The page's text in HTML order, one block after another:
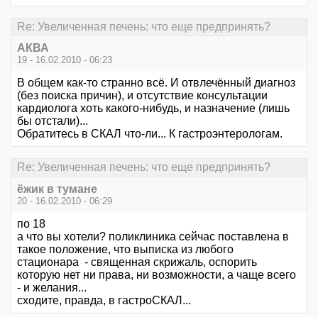
Re: Увеличенная печень: что еще предпринять?
АКВА
19 - 16.02.2010 - 06:23
В общем как-то странно всё. И отвлечённый диагноз
(без поиска причин), и отсутствие консультации
кардиолога хоть какого-нибудь, и назначение (лишь
бы отстали)...
Обратитесь в СКАЛ что-ли... К гастроэнтерологам.
Re: Увеличенная печень: что еще предпринять?
ёжик в тумане
20 - 16.02.2010 - 06:29
по 18
а что вы хотели? поликлиника сейчас поставлена в
такое положение, что выписка из любого
стационара - священная скрижаль, оспорить
которую нет ни права, ни возможности, а чаще всего
- и желания...
сходите, правда, в гастроСКАЛ...